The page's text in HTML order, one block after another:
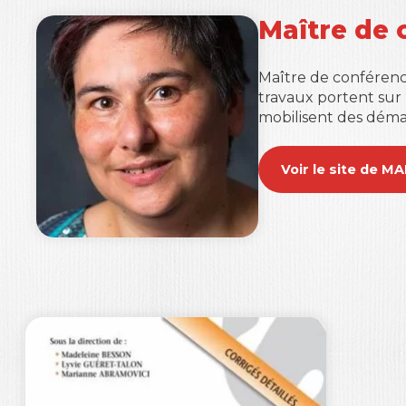
Maître de
Maître de
travaux portent sur
mobilisent des
Voir le site de